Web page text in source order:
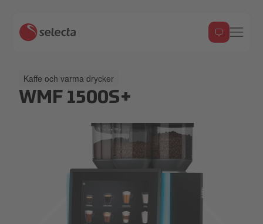
Kaffe och varma drycker
WMF 1500S+